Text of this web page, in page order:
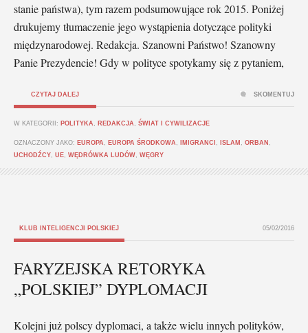
stanie państwa), tym razem podsumowujące rok 2015. Poniżej
drukujemy tłumaczenie jego wystąpienia dotyczące polityki
międzynarodowej. Redakcja. Szanowni Państwo! Szanowny
Panie Prezydencie! Gdy w polityce spotykamy się z pytaniem,
CZYTAJ DALEJ
W KATEGORII: POLITYKA REDAKCJA ŚWIAT I CYWILIZACJE
OZNACZONY JAKO: EUROPA EUROPA ŚRODKOWA IMIGRANCI ISLAM ORBAN
UCHODŹCY UE WĘDRÓWKA LUDÓW WĘGRY
SKOMENTUJ
KLUB INTELIGENCJI POLSKIEJ 05/02/2016
FARYZEJSKA RETORYKA
„POLSKIEJ” DYPLOMACJI
Kolejni już polscy dyplomaci, a także wielu innych polityków,